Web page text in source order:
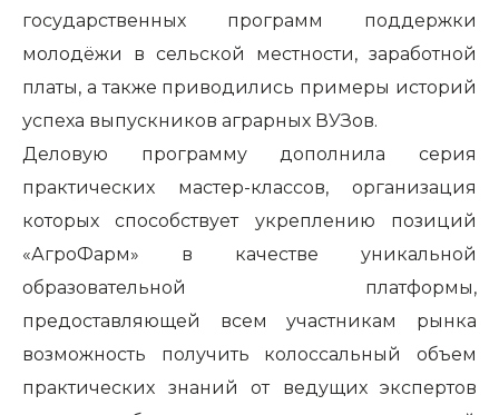
государственных программ поддержки
молодёжи в сельской местности, заработной
платы, а также приводились примеры историй
успеха выпускников аграрных ВУЗов.
Деловую программу дополнила серия
практических мастер-классов, организация
которых способствует укреплению позиций
«АгроФарм» в качестве уникальной
образовательной платформы,
предоставляющей всем участникам рынка
возможность получить колоссальный объем
практических знаний от ведущих экспертов